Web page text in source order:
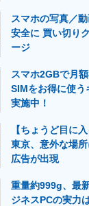
建設×テクノロ
スマホの写真／
安全に 買い切り
ージ
スマホ2GBで月
SIMをお得に使う
実施中！
【ちょうど目に
東京、意外な場所
広告が出現
重量約999g、最
ジネスPCの実力